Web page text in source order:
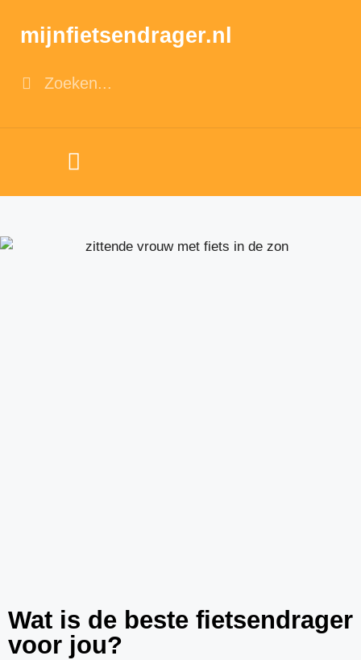
mijnfietsendrager.nl
Wat is de beste fietsendrager
voor jou?